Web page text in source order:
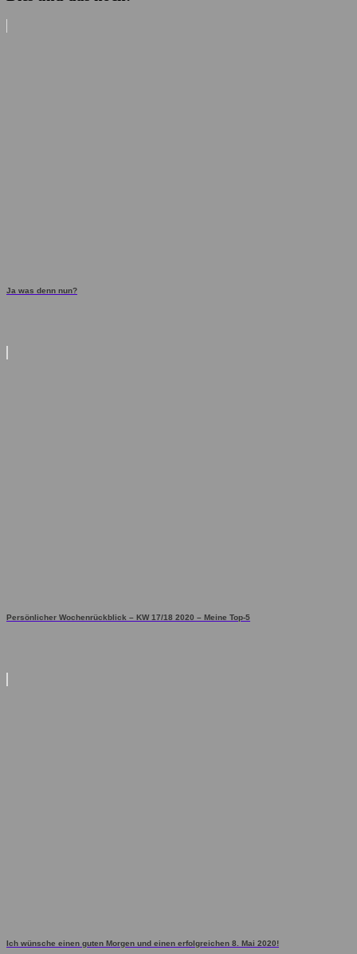
Ja was denn nun?
Persönlicher Wochenrückblick – KW 17/18 2020 – Meine Top-5
Ich wünsche einen guten Morgen und einen erfolgreichen 8. Mai 2020!